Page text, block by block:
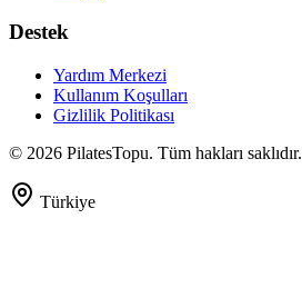
Destek
Yardım Merkezi
Kullanım Koşulları
Gizlilik Politikası
© 2026 PilatesTopu. Tüm hakları saklıdır.
Türkiye